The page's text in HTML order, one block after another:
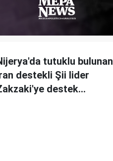
tutuklu bulunan
destekli Şii lider
destek